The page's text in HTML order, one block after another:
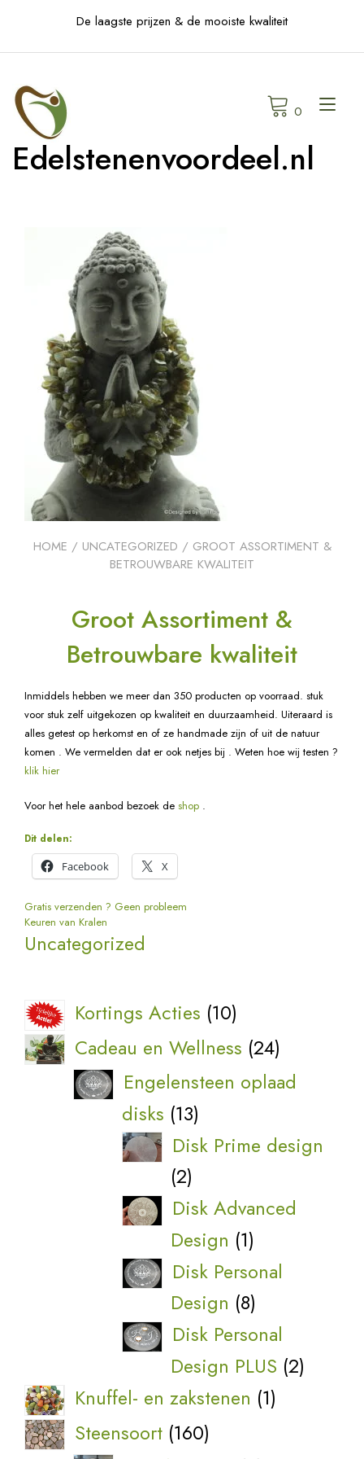
De laagste prijzen & de mooiste kwaliteit
Edelstenenvoordeel.nl
0
HOME / UNCATEGORIZED / GROOT ASSORTIMENT &
BETROUWBARE KWALITEIT
Groot Assortiment &
Betrouwbare kwaliteit
Inmiddels hebben we meer dan 350 producten op voorraad. stuk
voor stuk zelf uitgekozen op kwaliteit en duurzaamheid. Uiteraard is
alles getest op herkomst en of ze handmade zijn of uit de natuur
komen . We vermelden dat er ook netjes bij . Weten hoe wij testen ?
klik hier
Voor het hele aanbod bezoek de shop .
Dit delen:
Facebook
X
Berichtnavigatie
Gratis verzenden ? Geen probleem
Keuren van Kralen
Uncategorized
Kortings Acties 1010
producten
Cadeau en Wellness 2424
producten
Engelensteen oplaad
disks 1313
producten
Disk Prime design
22
producten
Disk Advanced
Design 11
product
Disk Personal
Design 88
producten
Disk Personal
Design PLUS 22
Knuffel- en zakstenen 11
Steensoort 160160